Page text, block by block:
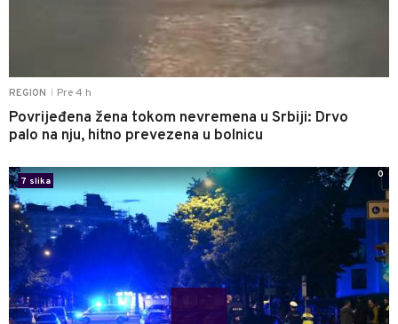
REGION Pre 4 h
Povrijeđena žena tokom nevremena u Srbiji: Drvo
palo na nju, hitno prevezena u bolnicu
7 slika
0